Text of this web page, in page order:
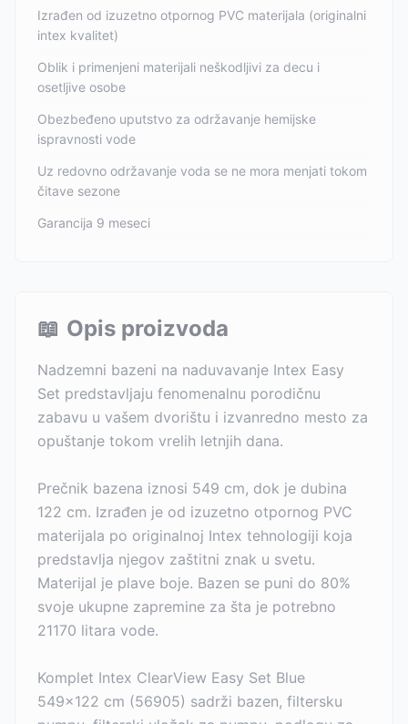
Izrađen od izuzetno otpornog PVC materijala (originalni
intex kvalitet)
Oblik i primenjeni materijali neškodljivi za decu i
osetljive osobe
Obezbeđeno uputstvo za održavanje hemijske
ispravnosti vode
Uz redovno održavanje voda se ne mora menjati tokom
čitave sezone
Garancija 9 meseci
📖 Opis proizvoda
Nadzemni bazeni na naduvavanje Intex Easy
Set predstavljaju fenomenalnu porodičnu
zabavu u vašem dvorištu i izvanredno mesto za
opuštanje tokom vrelih letnjih dana.
Prečnik bazena iznosi 549 cm, dok je dubina
122 cm. Izrađen je od izuzetno otpornog PVC
materijala po originalnoj Intex tehnologiji koja
predstavlja njegov zaštitni znak u svetu.
Materijal je plave boje. Bazen se puni do 80%
svoje ukupne zapremine za šta je potrebno
21170 litara vode.
Komplet Intex ClearView Easy Set Blue
549x122 cm (56905) sadrži bazen, filtersku